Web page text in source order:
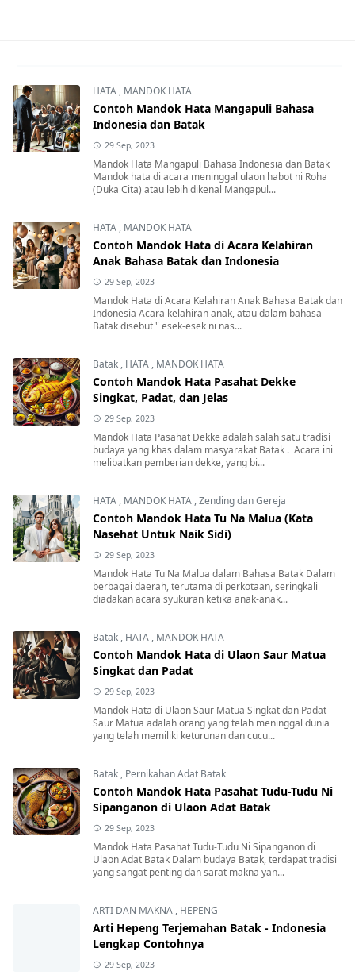
HATA , MANDOK HATA
Contoh Mandok Hata Mangapuli Bahasa
Indonesia dan Batak
29 Sep, 2023
Mandok Hata Mangapuli Bahasa Indonesia dan Batak
Mandok hata di acara meninggal ulaon habot ni Roha
(Duka Cita) atau lebih dikenal Mangapul...
HATA , MANDOK HATA
Contoh Mandok Hata di Acara Kelahiran
Anak Bahasa Batak dan Indonesia
29 Sep, 2023
Mandok Hata di Acara Kelahiran Anak Bahasa Batak dan
Indonesia Acara kelahiran anak, atau dalam bahasa
Batak disebut " esek-esek ni nas...
Batak , HATA , MANDOK HATA
Contoh Mandok Hata Pasahat Dekke
Singkat, Padat, dan Jelas
29 Sep, 2023
Mandok Hata Pasahat Dekke adalah salah satu tradisi
budaya yang khas dalam masyarakat Batak . Acara ini
melibatkan pemberian dekke, yang bi...
HATA , MANDOK HATA ,Zending dan Gereja
Contoh Mandok Hata Tu Na Malua (Kata
Nasehat Untuk Naik Sidi)
29 Sep, 2023
Mandok Hata Tu Na Malua dalam Bahasa Batak Dalam
berbagai daerah, terutama di perkotaan, seringkali
diadakan acara syukuran ketika anak-anak...
Batak , HATA , MANDOK HATA
Contoh Mandok Hata di Ulaon Saur Matua
Singkat dan Padat
29 Sep, 2023
Mandok Hata di Ulaon Saur Matua Singkat dan Padat
Saur Matua adalah orang yang telah meninggal dunia
yang telah memiliki keturunan dan cucu...
Batak , Pernikahan Adat Batak
Contoh Mandok Hata Pasahat Tudu-Tudu Ni
Sipanganon di Ulaon Adat Batak
29 Sep, 2023
Mandok Hata Pasahat Tudu-Tudu Ni Sipanganon di
Ulaon Adat Batak Dalam budaya Batak, terdapat tradisi
yang sangat penting dan sarat makna yan...
ARTI DAN MAKNA , HEPENG
Arti Hepeng Terjemahan Batak - Indonesia
Lengkap Contohnya
29 Sep, 2023